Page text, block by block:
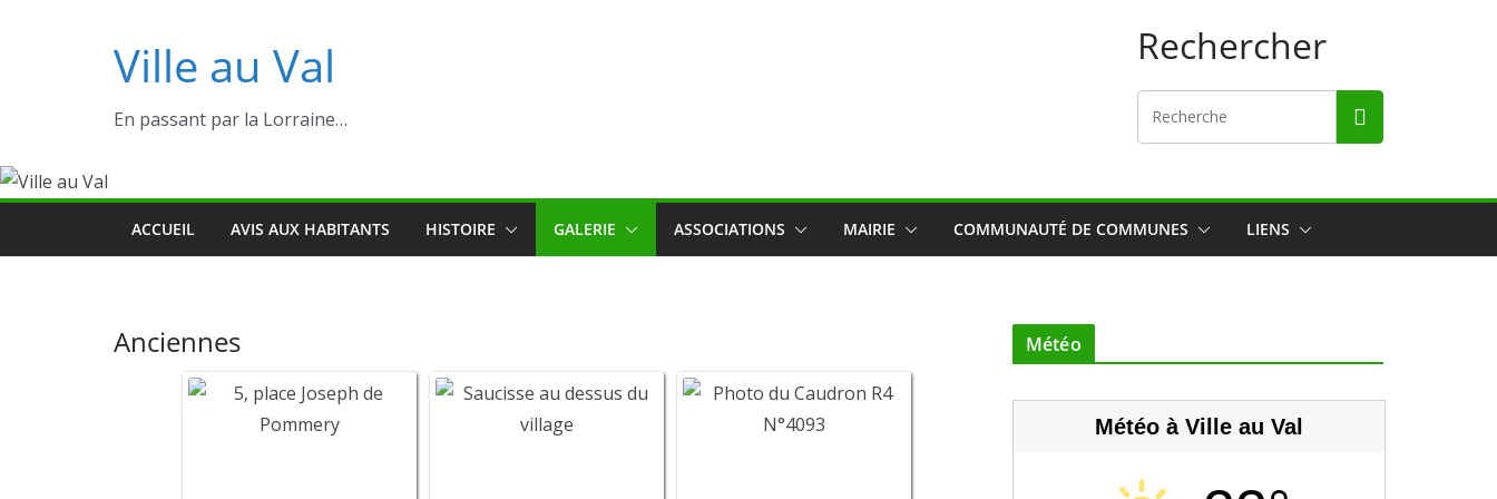
Ville au Val
En passant par la Lorraine…
Rechercher
ACCUEIL AVIS AUX HABITANTS HISTOIRE GALERIE ASSOCIATIONS MAIRIE COMMUNAUTÉ DE COMMUNES LIENS
Anciennes
5, place Joseph de Pommery
Saucisse au dessus du
village
Photo du Caudron R4 N°4093
Météo
Météo à Ville au Val